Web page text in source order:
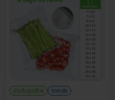
ประกันศูนย์ไทย
ราคาส่ง